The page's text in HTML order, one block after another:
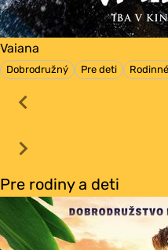
Vaiana
Dobrodružný Pre deti Rodinné
Pre rodiny a deti